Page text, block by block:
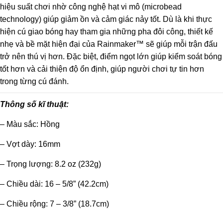
hiệu suất chơi nhờ công nghệ hạt vi mô (microbead
technology) giúp giảm ồn và cảm giác nảy tốt. Dù là khi thực
hiện cú giao bóng hay tham gia những pha đôi công, thiết kế
nhẹ và bề mặt hiện đại của Rainmaker™ sẽ giúp mỗi trận đấu
trở nên thú vị hơn. Đặc biệt, điểm ngọt lớn giúp kiểm soát bóng
tốt hơn và cải thiện độ ổn định, giúp người chơi tự tin hơn
trong từng cú đánh.
Thông số kĩ thuật:
– Màu sắc: Hồng
– Vợt dày: 16mm
– Trọng lượng: 8.2 oz (232g)
– Chiều dài: 16 – 5/8” (42.2cm)
– Chiều rộng: 7 – 3/8” (18.7cm)